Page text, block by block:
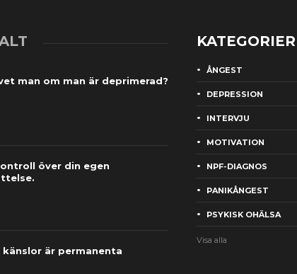
man om man är deprimerad?
över din egen
känslor är permanenta
KATEGORIER
ÅNGEST
DEPRESSION
INTERVJU
MOTIVATION
NPF-DIAGNOS
PANIKÅNGEST
PSYKISK OHÄLSA
Visa alla